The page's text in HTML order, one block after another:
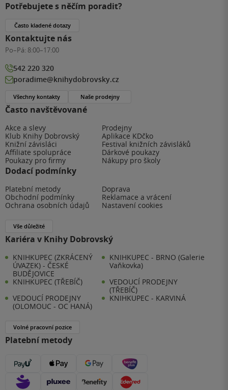
Často navštěvované
Akce a slevy
Prodejny
Klub Knihy Dobrovský
Aplikace KDčko
Knižní závisláci
Festival knižních závisláků
Affiliate spolupráce
Dárkové poukazy
Poukazy pro firmy
Nákupy pro školy
Dodací podmínky
Platební metody
Doprava
Obchodní podmínky
Reklamace a vrácení
Ochrana osobních údajů
Nastavení cookies
Vše důležité
Kariéra v Knihy Dobrovský
KNIHKUPEC (ZKRÁCENÝ
ÚVAZEK) - ČESKÉ
BUDĚJOVICE
KNIHKUPEC - BRNO (Galerie
Vaňkovka)
KNIHKUPEC (TŘEBÍČ)
VEDOUCÍ PRODEJNY
(TŘEBÍČ)
VEDOUCÍ PRODEJNY
(OLOMOUC - OC HANÁ)
KNIHKUPEC - KARVINÁ
Volné pracovní pozice
Platební metody
Potřebujete s něčím poradit?
Často kladené dotazy
Kontaktujte nás
Po–Pá: 8:00–17:00
542 220 320
poradime@knihydobrovsky.cz
Všechny kontakty Naše prodejny